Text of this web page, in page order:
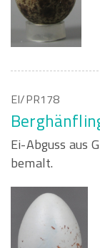
EI/PR178
Ei-Abguss aus
bemalt.